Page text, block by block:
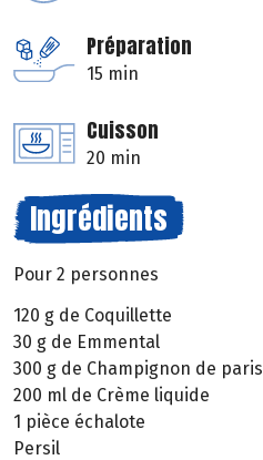
Préparation
15 min
Cuisson
20 min
Ingrédients
Pour 2 personnes
120 g de Coquillette
30 g de Emmental
300 g de Champignon de paris
200 ml de Crème liquide
1 pièce échalote
Persil